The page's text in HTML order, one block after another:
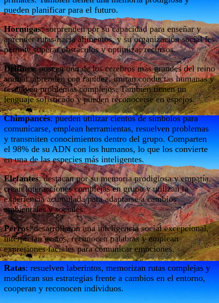
pueden planificar para el futuro.
Hormigas: sorprenden por su capacidad para enseñar y
aprender rutas hacia alimentos, y su organización social les
permite superar obstáculos y optimizar recursos.
Delfines: poseen uno de los cerebros más grandes del reino
animal, aprenden con rapidez, imitan conductas humanas y
resuelven problemas complejos. También tienen un
lenguaje sofisticado y pueden reconocerse en espejos.
Chimpancés: pueden utilizar cientos de símbolos para
comunicarse, emplean herramientas, resuelven problemas
y transmiten conocimientos dentro del grupo. Comparten
el 98% de su ADN con los humanos, lo que los convierte
en una de las especies más inteligentes.
Elefantes: destacan por su memoria prodigiosa y empatía,
crean interacciones complejas en grupo y utilizan la
experiencia acumulada para adaptarse a cambios
ambientales y sociales.
Perros: desarrollaron una inteligencia social excepcional,
interpretan gestos, reconocen palabras y emplean
expresiones faciales para comunicar emociones.
Ratas: resuelven laberintos, memorizan rutas complejas y
modifican sus estrategias frente a cambios en el entorno,
cooperan y reconocen individuos.